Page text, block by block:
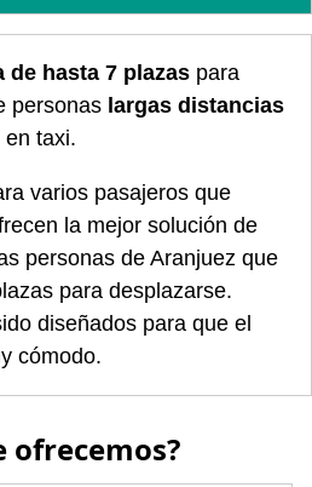
de hasta 7 plazaspara
personas largas distancias
en taxi.
varios pasajeros que
la mejor solución de
personas de Aranjuez que
para desplazarse.
diseñados para que el
cómodo.
ofrecemos?